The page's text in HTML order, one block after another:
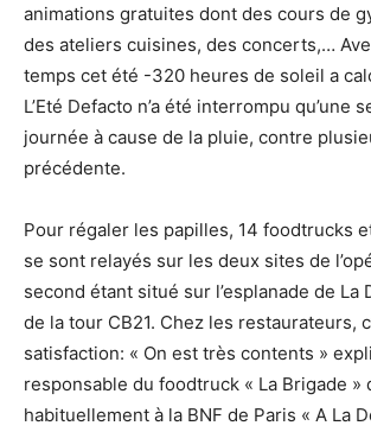
animations gratuites dont des cours de
des ateliers cuisines, des concerts,…
temps cet été -320 heures de soleil a
L’Eté Defacto n’a été interrompu qu’une
journée à cause de la pluie, contre
précédente.
Pour régaler les papilles, 14 foodtrucks
se sont relayés sur les deux sites de
second étant situé sur l’esplanade de La
de la tour CB21. Chez les restaurateurs,
satisfaction: « On est très contents »
responsable du foodtruck « La Brigade »
habituellement à la BNF de Paris « A La